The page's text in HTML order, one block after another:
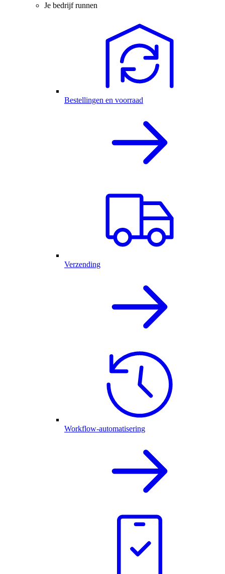
Je bedrijf runnen
Bestellingen en voorraad
Verzending
Workflow-automatisering